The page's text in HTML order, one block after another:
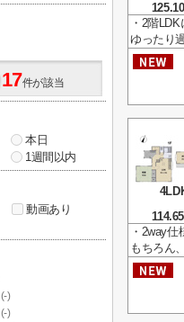
・2階
ゆったり
・2way
もちろん
17件が該当
本日
1週間以内
動画あり
(-)
(-)